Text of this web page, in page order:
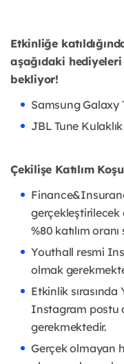
Etkinliğe
aşağıdaki
bekliyor!
Samsung Galaxy
JBL Tune Kulaklık
Çekilişe Katılım
gerçekleştirilecek
%80 katılım
Youthall resmi
olmak
Etkinlik
Instagram postu
gerekmektedir.
Gerçek olmayan